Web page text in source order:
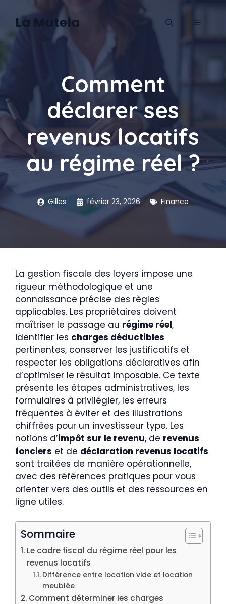
contenuLa Mutela MENU
Comment
déclarer ses
revenus locatifs
au régime réel ?
Gilles février 23, 2026 Finance
La gestion fiscale des loyers impose une
rigueur méthodologique et une
connaissance précise des règles
applicables. Les propriétaires doivent
maîtriser le passage au régime réel,
identifier les charges déductibles
pertinentes, conserver les justificatifs et
respecter les obligations déclaratives afin
d’optimiser le résultat imposable. Ce texte
présente les étapes administratives, les
formulaires à privilégier, les erreurs
fréquentes à éviter et des illustrations
chiffrées pour un investisseur type. Les
notions d’impôt sur le revenu, de revenus
fonciers et de déclaration revenus locatifs
sont traitées de manière opérationnelle,
avec des références pratiques pour vous
orienter vers des outils et des ressources en
ligne utiles.
Sommaire
Le cadre fiscal du régime réel pour les
revenus locatifs
Différence entre location vide et location
meublée
Comment déterminer les charges